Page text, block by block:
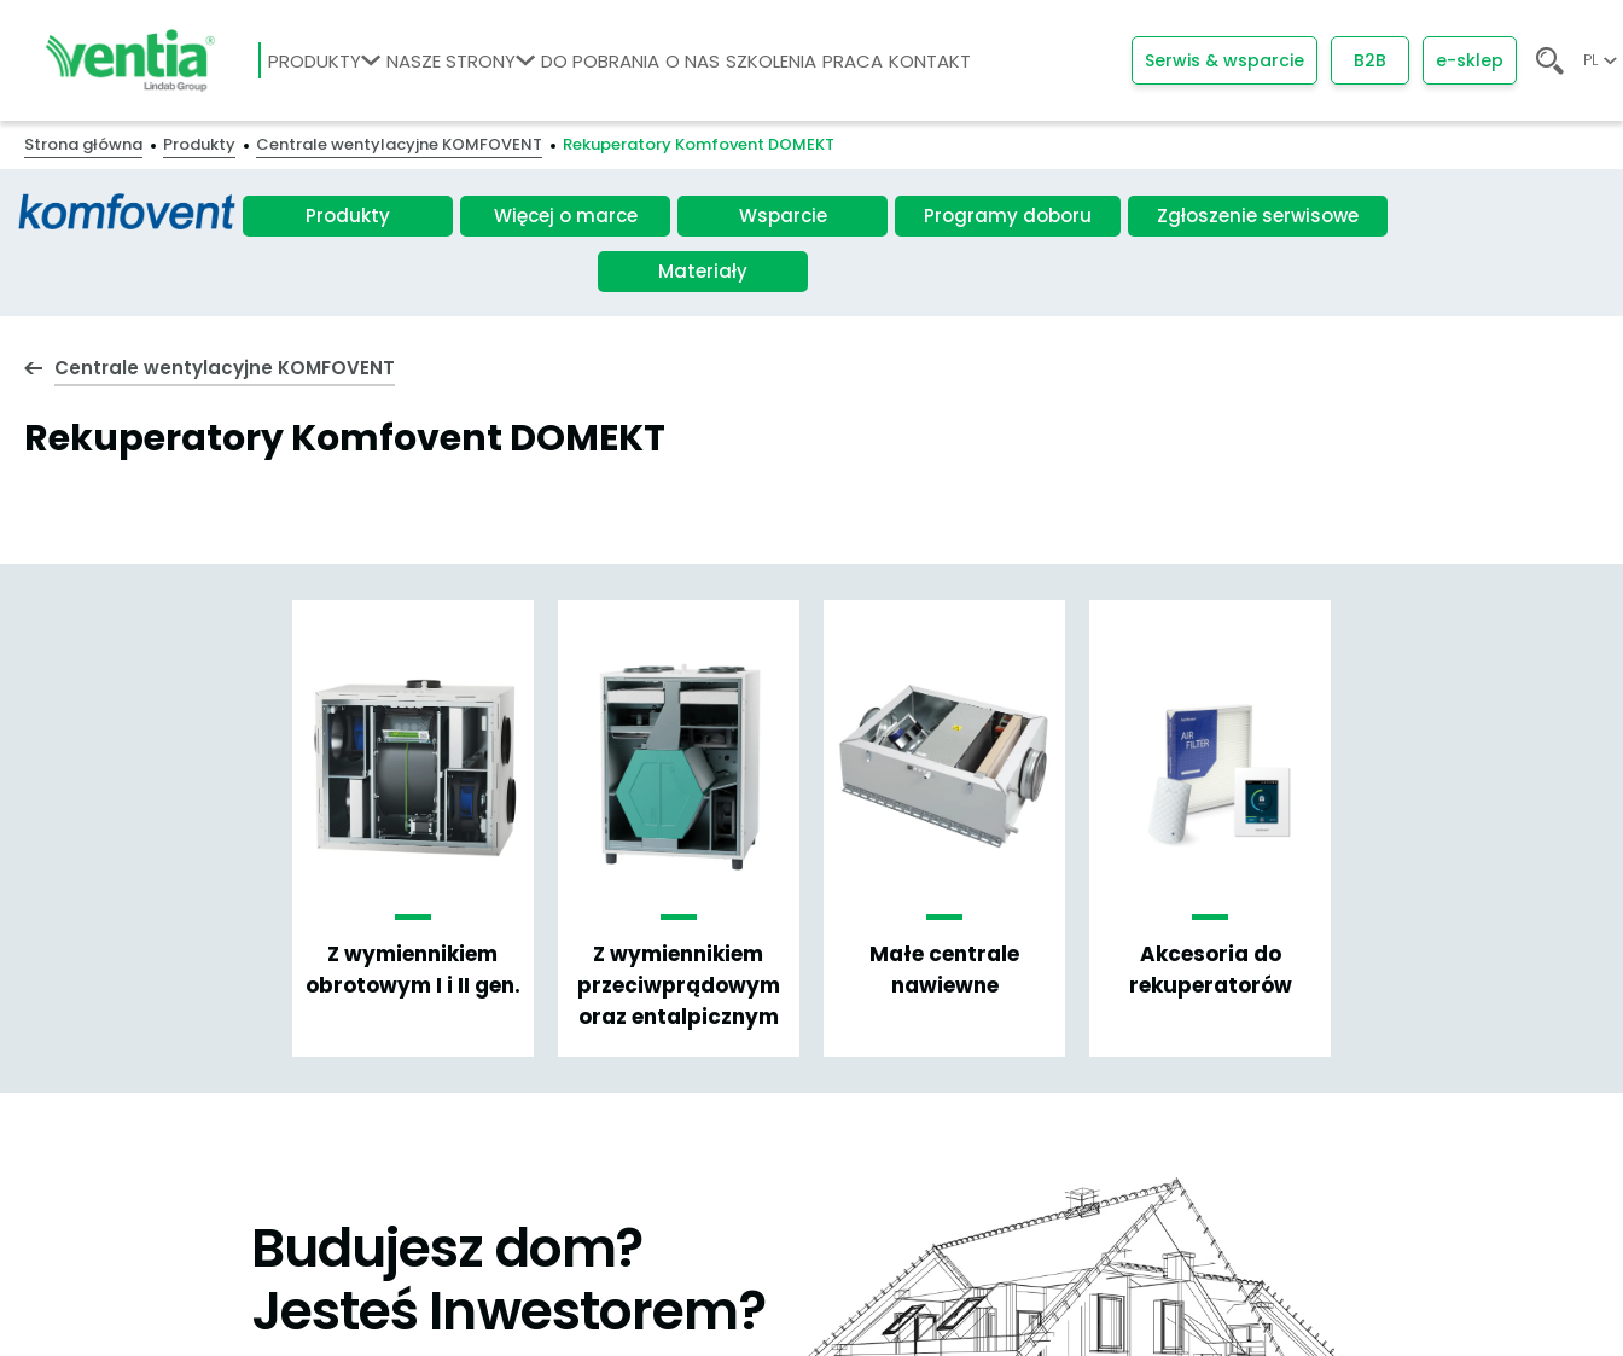
PRODUKTY NASZE STRONY DO POBRANIA O NAS SZKOLENIA PRACA KONTAKT Serwis & wsparcie B2B e-sklep PL
Strona główna Produkty Centrale wentylacyjne KOMFOVENT Rekuperatory Komfovent DOMEKT
Produkty Więcej o marce Wsparcie Programy doboru Zgłoszenie serwisowe
Materiały
Centrale wentylacyjne KOMFOVENT
Rekuperatory Komfovent DOMEKT
Z wymiennikiem
obrotowym I i II gen.
Z wymiennikiem
przeciwprądowym
oraz entalpicznym
Małe centrale
nawiewne
Akcesoria do
rekuperatorów
Budujesz dom?
Jesteś Inwestorem?